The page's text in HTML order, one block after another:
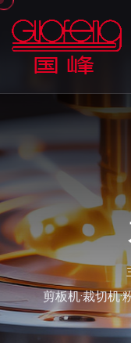
剪板机·裁切机·